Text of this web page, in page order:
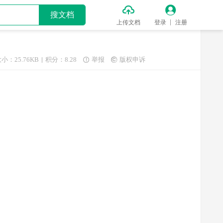
搜文档 
上传文档

登录 注册
小：25.76KB 积分：8.28  举报  版权申诉